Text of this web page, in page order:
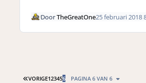
DoorTheGreatOne25 februari 2018
EERSTE PAGINA
VORIGE123456 PAGINA 6 VAN 6